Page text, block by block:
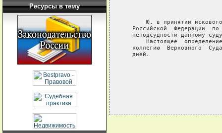
Ресурсы в тему
Ю. в принятии
Российской  Федерации
неподсудности данному
Настоящее
коллегию  Верховного
   дней.